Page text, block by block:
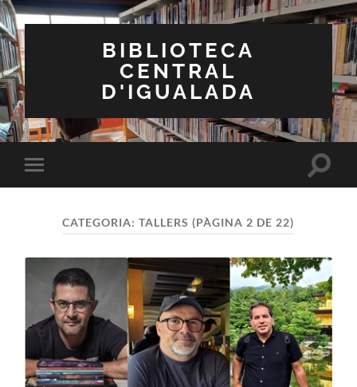
BIBLIOTECA
CENTRAL
D'IGUALADA
Toggle
mobile
Toggle
CATEGORIA:TALLERS (PÀGINA 2 DE 22)